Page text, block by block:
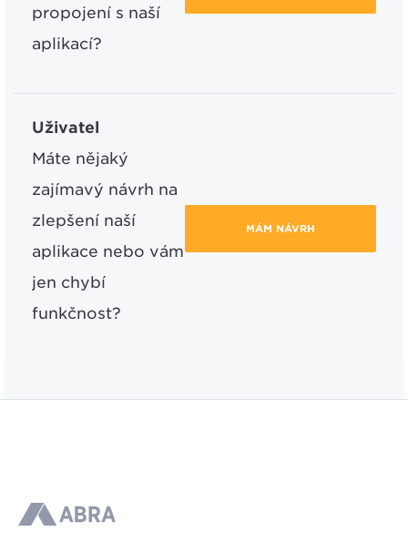
propojení s naší
aplikací?
Uživatel
Máte nějaký
zajímavý návrh na
zlepšení naší
aplikace nebo vám
jen chybí
funkčnost?
MÁM NÁVRH
ABRA